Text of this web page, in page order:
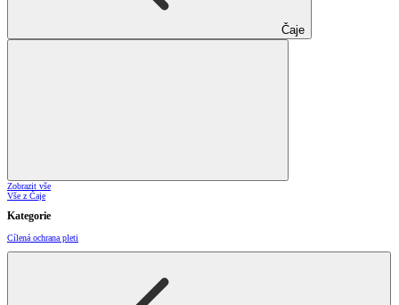
Čaje
Zobrazit vše
Vše z Čaje
Kategorie
Cílená ochrana pleti